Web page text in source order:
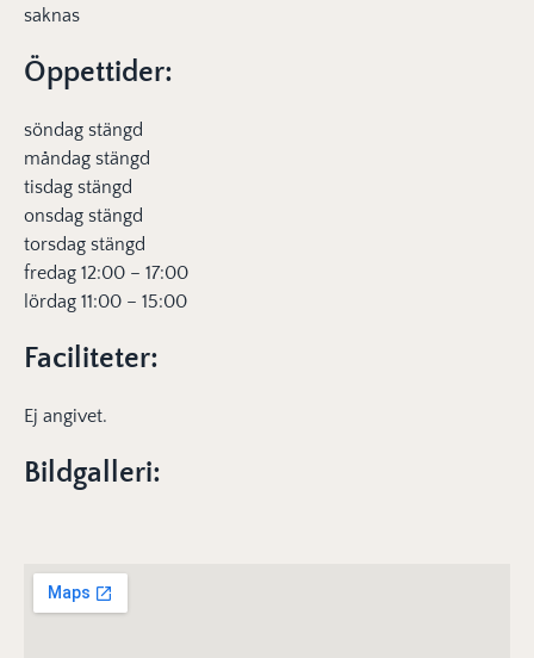
saknas
Öppettider:
söndag stängd
måndag stängd
tisdag stängd
onsdag stängd
torsdag stängd
fredag 12:00 – 17:00
lördag 11:00 – 15:00
Faciliteter:
Ej angivet.
Bildgalleri: